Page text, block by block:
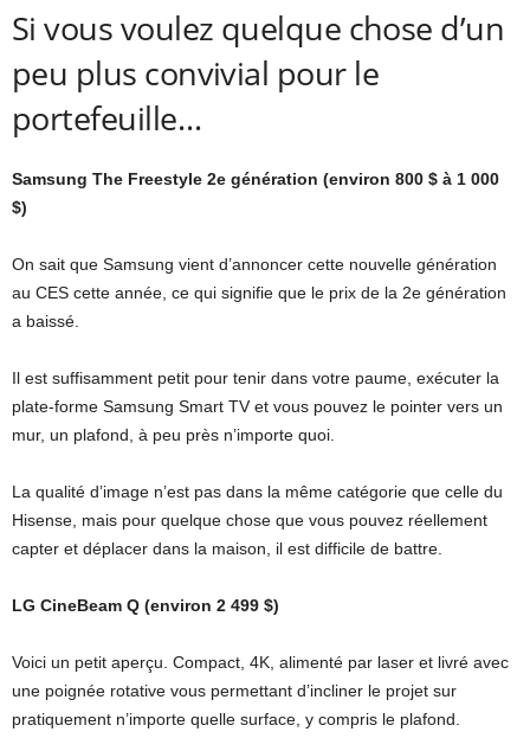
Si vous voulez quelque chose d’un
peu plus convivial pour le
portefeuille…
Samsung The Freestyle 2e génération (environ 800 $ à 1 000
$)
On sait que Samsung vient d’annoncer cette nouvelle génération
au CES cette année, ce qui signifie que le prix de la 2e génération
a baissé.
Il est suffisamment petit pour tenir dans votre paume, exécuter la
plate-forme Samsung Smart TV et vous pouvez le pointer vers un
mur, un plafond, à peu près n’importe quoi.
La qualité d’image n’est pas dans la même catégorie que celle du
Hisense, mais pour quelque chose que vous pouvez réellement
capter et déplacer dans la maison, il est difficile de battre.
LG CineBeam Q (environ 2 499 $)
Voici un petit aperçu. Compact, 4K, alimenté par laser et livré avec
une poignée rotative vous permettant d’incliner le projet sur
pratiquement n’importe quelle surface, y compris le plafond.